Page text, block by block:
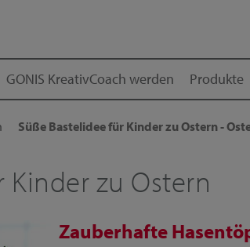
GONIS KreativCoach werden Produkte
Süße Bastelidee für Kinder zu Ostern -
Kinder zu Ostern
Zauberhafte